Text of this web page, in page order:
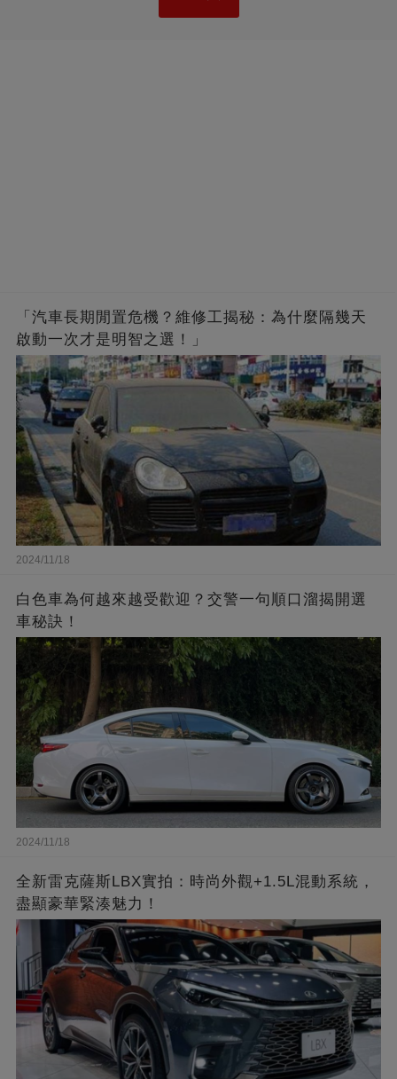
「汽車長期閒置危機？維修工揭秘：為什麼隔幾天
啟動一次才是明智之選！」
2024/11/18
白色車為何越來越受歡迎？交警一句順口溜揭開選
車秘訣！
2024/11/18
全新雷克薩斯LBX實拍：時尚外觀+1.5L混動系統，
盡顯豪華緊湊魅力！